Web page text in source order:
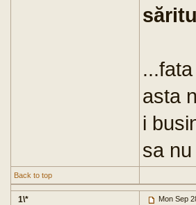
asta
i
sa
Back to top
1\* Mon Sep